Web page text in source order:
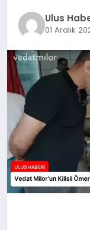
YAŞAM Ulus
01 Aralık